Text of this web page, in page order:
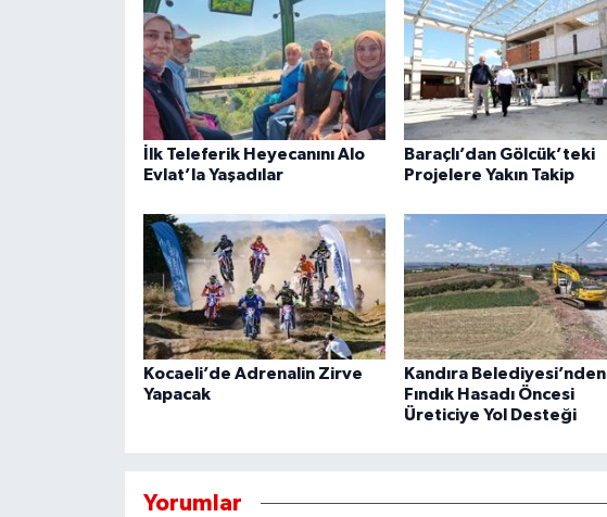
İlk Teleferik Heyecanını Alo
Evlat’la Yaşadılar
Baraçlı’dan Gölcük’teki
Projelere Yakın Takip
Kocaeli’de Adrenalin Zirve
Yapacak
Kandıra Belediyesi’nden
Fındık Hasadı Öncesi
Üreticiye Yol Desteği
Yorumlar